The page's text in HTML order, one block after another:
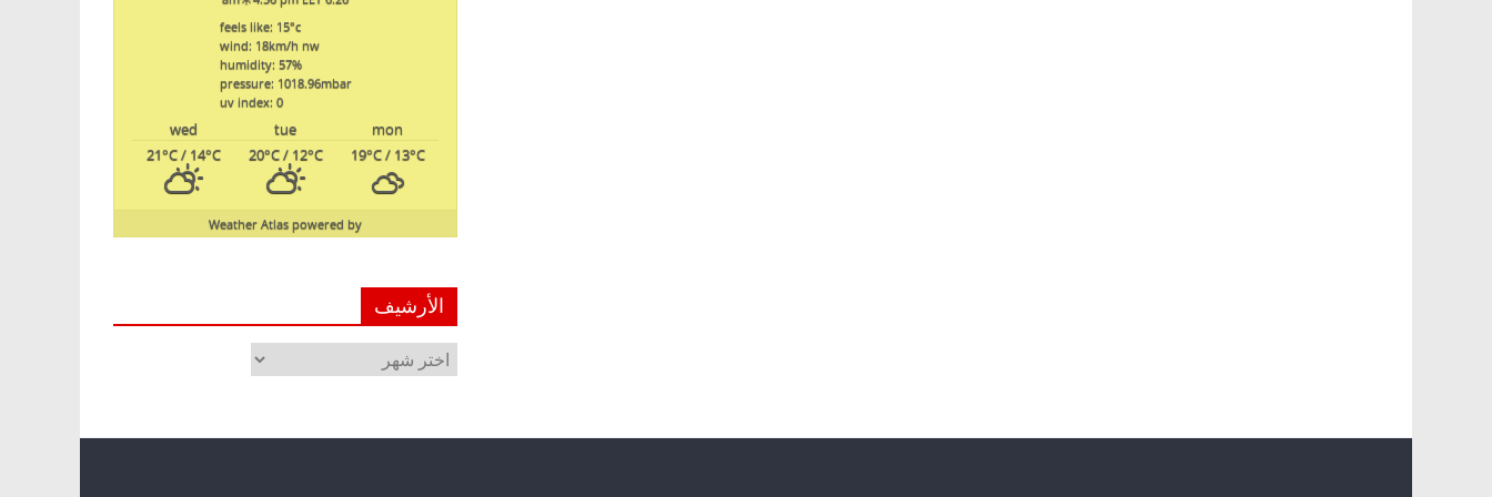
feels like: 15°c
wind: 18km/h nw
humidity: 57%
pressure: 1018.96mbar
uv index: 0
mon
tue
wed
19°C/ 13°C
20°C/ 12°C
21°C/ 14°C
powered by
Weather Atlas
الأرشيف
الأرشيف